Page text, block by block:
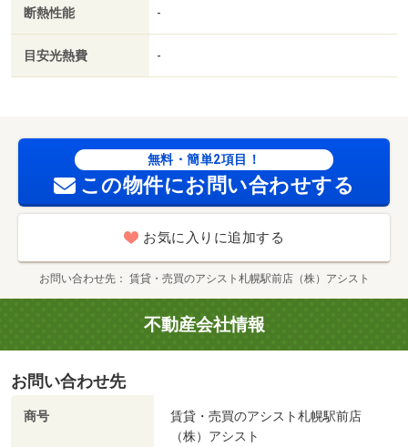
ヶ所／ガス暖房／浴室１坪以上／未入居／３駅以上利用可
／駅徒歩１０分以内／プロパンガス／ウォークインクロゼ
ット２／礼金１ヶ月／ＩＴ重説 対応物件／初期費用カー
３９８ｍ／医療法人藻友会札幌いしやま病院（病院）まで
３０２ｍ／札幌市中央区役所（役所）まで２０８５ｍ／札
幌市立伏見小学校（小学校）まで７５０ｍ／札幌市立山鼻
中学校（中学校）まで１１２５ｍ/賃貸戸数:11戸
断熱性能 -
目安光熱費 -
無料・簡単2項目！
この物件にお問い合わせする
お気に入りに追加する
お問い合わせ先 賃貸・売買のアシスト札幌駅前店（株）アシスト
不動産会社情報
お問い合わせ先
商号
賃貸・売買のアシスト札幌駅前店
（株）アシスト